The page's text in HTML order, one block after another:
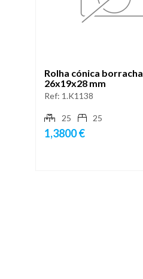
Rolha cónica borracha
26x19x28 mm
Ref: 1.K1138
25 25
1,3800 €